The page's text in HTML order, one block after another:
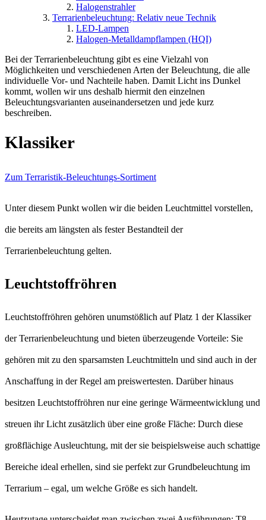
Halogenstrahler
Terrarienbeleuchtung: Relativ neue Technik
LED-Lampen
Halogen-Metalldampflampen (HQI)
Bei der Terrarienbeleuchtung gibt es eine Vielzahl von
Möglichkeiten und verschiedenen Arten der Beleuchtung, die alle
individuelle Vor- und Nachteile haben. Damit Licht ins Dunkel
kommt, wollen wir uns deshalb hiermit den einzelnen
Beleuchtungsvarianten auseinandersetzen und jede kurz
beschreiben.
Klassiker
Zum Terraristik-Beleuchtungs-Sortiment
Unter diesem Punkt wollen wir die beiden Leuchtmittel vorstellen,
die bereits am längsten als fester Bestandteil der
Terrarienbeleuchtung gelten.
Leuchtstoffröhren
Leuchtstoffröhren gehören unumstößlich auf Platz 1 der Klassiker
der Terrarienbeleuchtung und bieten überzeugende Vorteile: Sie
gehören mit zu den sparsamsten Leuchtmitteln und sind auch in der
Anschaffung in der Regel am preiswertesten. Darüber hinaus
besitzen Leuchtstoffröhren nur eine geringe Wärmeentwicklung und
streuen ihr Licht zusätzlich über eine große Fläche: Durch diese
großflächige Ausleuchtung, mit der sie beispielsweise auch schattige
Bereiche ideal erhellen, sind sie perfekt zur Grundbeleuchtung im
Terrarium – egal, um welche Größe es sich handelt.